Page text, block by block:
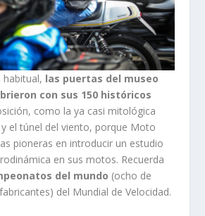
las puertas del museo
con sus 150 históricos
como la ya casi mitológica
el túnel del viento, porque Moto
pioneras en introducir un estudio
en sus motos. Recuerda
del mundo (ocho de
del Mundial de Velocidad.